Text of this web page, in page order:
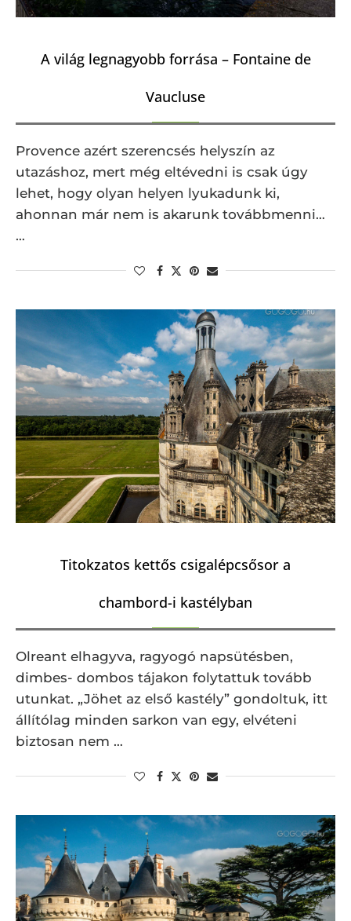
A világ legnagyobb forrása – Fontaine de
Vaucluse
Provence azért szerencsés helyszín az
utazáshoz, mert még eltévedni is csak úgy
lehet, hogy olyan helyen lyukadunk ki,
ahonnan már nem is akarunk továbbmenni…
…
Titokzatos kettős csigalépcsősor a
chambord-i kastélyban
Olreant elhagyva, ragyogó napsütésben,
dimbes- dombos tájakon folytattuk tovább
utunkat. „Jöhet az első kastély” gondoltuk, itt
állítólag minden sarkon van egy, elvéteni
biztosan nem …